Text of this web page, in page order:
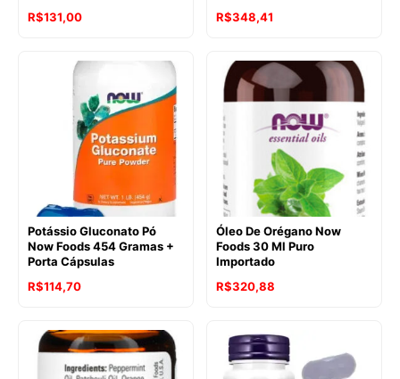
R$131,00
R$348,41
Potássio Gluconato Pó
Now Foods 454 Gramas +
Porta Cápsulas
R$114,70
Óleo De Orégano Now
Foods 30 Ml Puro
Importado
R$320,88